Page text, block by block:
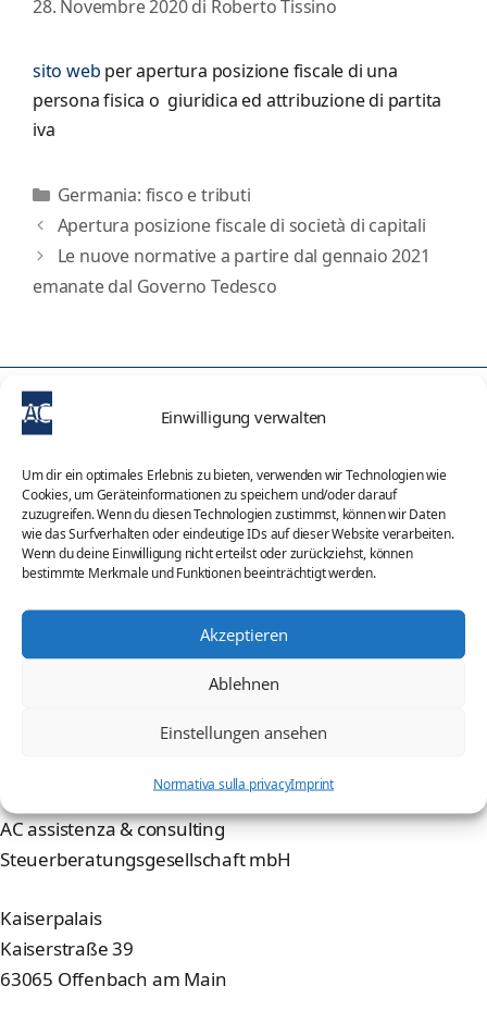
Einwilligung verwalten
Um dir ein optimales Erlebnis zu bieten, verwenden wir Technologien wie
Cookies, um Geräteinformationen zu speichern und/oder darauf
zuzugreifen. Wenn du diesen Technologien zustimmst, können wir Daten
wie das Surfverhalten oder eindeutige IDs auf dieser Website verarbeiten.
Wenn du deine Einwilligung nicht erteilst oder zurückziehst, können
bestimmte Merkmale und Funktionen beeinträchtigt werden.
Akzeptieren
Ablehnen
Einstellungen ansehen
Normativa sulla privacyImprint
28. Novembre 2020di Roberto Tissino
sito web per apertura posizione fiscale di una
persona fisica o giuridica ed attribuzione di partita
iva
Categorie
Germania: fisco e tributi
Apertura posizione fiscale di società di capitali
Le nuove normative a partire dal gennaio 2021
emanate dal Governo Tedesco
Sitemap
Attività
Chi siamo
Clienti
Dichiarazione liberatoria
Imprint
AC assistenza & consulting
Steuerberatungsgesellschaft mbH
Kaiserpalais
Kaiserstraße 39
63065 Offenbach am Main